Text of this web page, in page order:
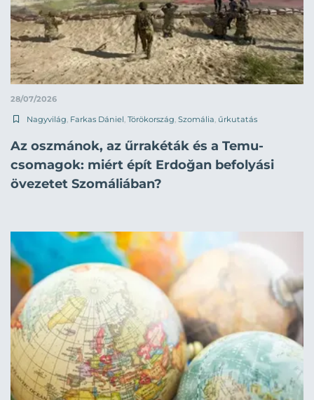
28/07/2026
Nagyvilág Farkas Dániel Törökország Szomália űrkutatás
Az oszmánok, az űrrakéták és a Temu-
csomagok: miért épít Erdoğan befolyási
övezetet Szomáliában?